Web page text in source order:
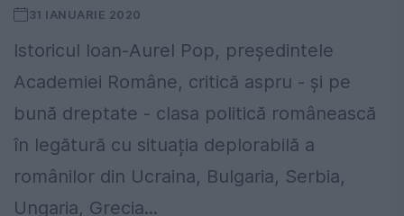
31 IANUARIE 2020
Istoricul Ioan-Aurel Pop, președintele
Academiei Române, critică aspru - și pe
bună dreptate - clasa politică românească
în legătură cu situația deplorabilă a
românilor din Ucraina, Bulgaria, Serbia,
Ungaria, Grecia...